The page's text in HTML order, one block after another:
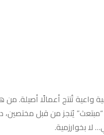
واعية تُنتج أعمالًا أصيلة.
يُنجز من قبل
لا بخوارزمية.